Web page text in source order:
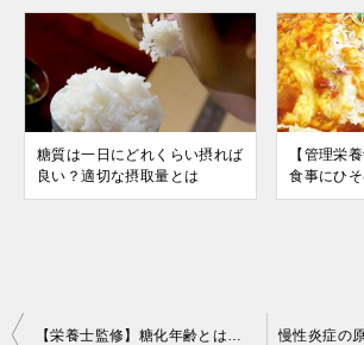
糖質は一日にどれくらい摂れば
良い？適切な摂取量とは
【管理栄
食事にひ
投
【栄養士監修】糖化年齢とは？糖化年齢を下げる２つの方法